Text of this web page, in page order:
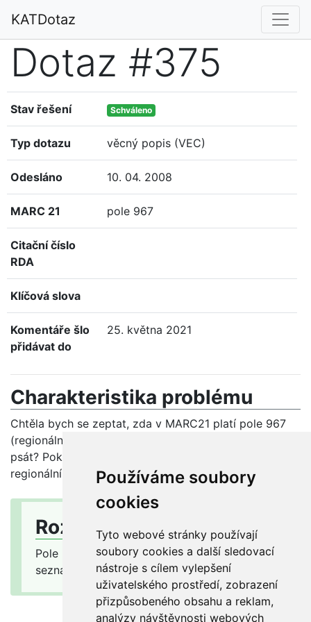
Používáme soubory
cookies
Tyto webové stránky používají
soubory cookies a další sledovací
nástroje s cílem vylepšení
uživatelského prostředí, zobrazení
přizpůsobeného obsahu a reklam,
analýzy návštěvnosti webových
KATDotaz
Dotaz #375
Stav řešení Schváleno
Typ dotazu věcný popis (VEC)
Odesláno 10. 04. 2008
MARC 21 pole 967
Citační číslo
RDA
Klíčová slova
Komentáře šlo
přidávat do
25. května 2021
Charakteristika problému
Chtěla bych se zeptat, zda v MARC21 platí pole 967
(regionální třídění)a v případě, že ano - co do něho
psát? Pokud neplatí, které pole mohu používat pro
regionální třídění v MARC21?
Rozhodnutí o řešení
Pole 967 (regionální třídění) je uvedeno v
seznamu interních polí bloku 9XX/MARC 21.